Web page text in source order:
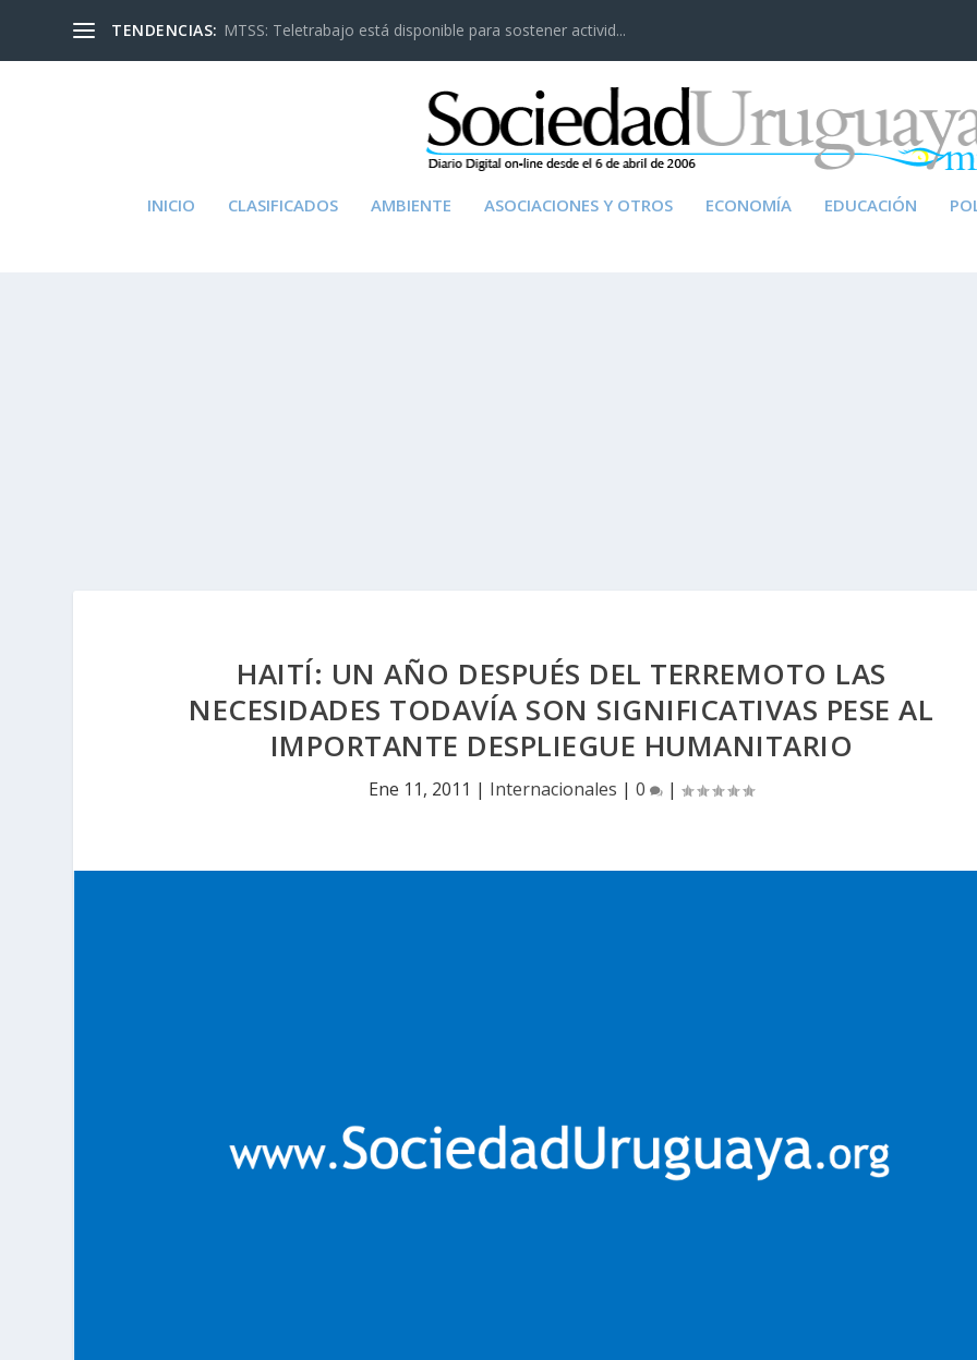
TENDENCIAS: MTSS: Teletrabajo está disponible para sostener activid...
INICIO CLASIFICADOS AMBIENTE ASOCIACIONES Y OTROS ECONOMÍA EDUCACIÓN
HAITÍ: UN AÑO DESPUÉS DEL TERREMOTO LAS
NECESIDADES TODAVÍA SON SIGNIFICATIVAS PESE AL
IMPORTANTE DESPLIEGUE HUMANITARIO
Ene 11, 2011 | Internacionales |0 |